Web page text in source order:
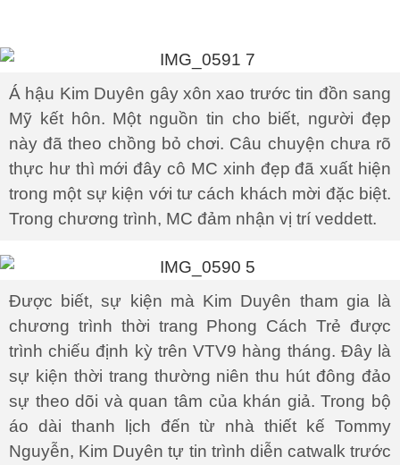
Á hậu Kim Duyên gây xôn xao trước tin đồn sang
Mỹ kết hôn. Một nguồn tin cho biết, người đẹp
này đã theo chồng bỏ chơi. Câu chuyện chưa rõ
thực hư thì mới đây cô MC xinh đẹp đã xuất hiện
trong một sự kiện với tư cách khách mời đặc biệt.
Trong chương trình, MC đảm nhận vị trí veddett.
Được biết, sự kiện mà Kim Duyên tham gia là
chương trình thời trang Phong Cách Trẻ được
trình chiếu định kỳ trên VTV9 hàng tháng. Đây là
sự kiện thời trang thường niên thu hút đông đảo
sự theo dõi và quan tâm của khán giả. Trong bộ
áo dài thanh lịch đến từ nhà thiết kế Tommy
Nguyễn, Kim Duyên tự tin trình diễn catwalk trước